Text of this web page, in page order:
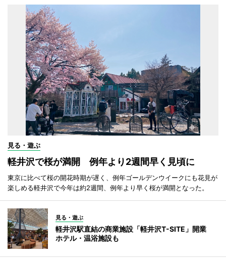
見る・遊ぶ
軽井沢で桜が満開 例年より2週間早く見頃に
東京に比べて桜の開花時期が遅く、例年ゴールデンウイークにも花見が
楽しめる軽井沢で今年は約2週間、例年より早く桜が満開となった。
見る・遊ぶ
軽井沢駅直結の商業施設「軽井沢T-SITE」開業
ホテル・温浴施設も